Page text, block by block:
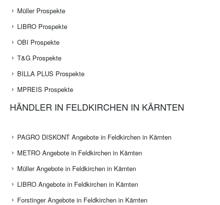
Müller Prospekte
LIBRO Prospekte
OBI Prospekte
T&G Prospekte
BILLA PLUS Prospekte
MPREIS Prospekte
HÄNDLER IN FELDKIRCHEN IN KÄRNTEN
PAGRO DISKONT Angebote in Feldkirchen in Kärnten
METRO Angebote in Feldkirchen in Kärnten
Müller Angebote in Feldkirchen in Kärnten
LIBRO Angebote in Feldkirchen in Kärnten
Forstinger Angebote in Feldkirchen in Kärnten